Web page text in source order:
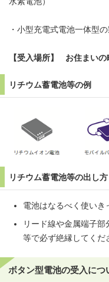
・小型充電式電池一体型
【受入場所】 お住まい
リチウム蓄電池等の例
リチウム蓄電池等の出し方
電池はなるべく使いき
リード線や金属端子
等で必ず絶縁してくだ
ボタン型電池の受入につ